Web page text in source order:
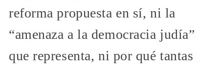
reforma propuesta en sí, ni la
“amenaza a la democracia judía”
que representa, ni por qué tantas